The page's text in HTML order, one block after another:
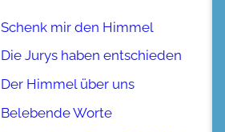
Schenk mir den Himmel
Die Jurys haben entschieden
Der Himmel über uns
Belebende Worte